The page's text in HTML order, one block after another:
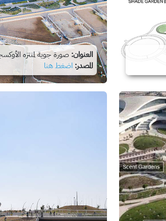
العنوان: صورة جوية لمنتزه
المصدر: اضغط هنا